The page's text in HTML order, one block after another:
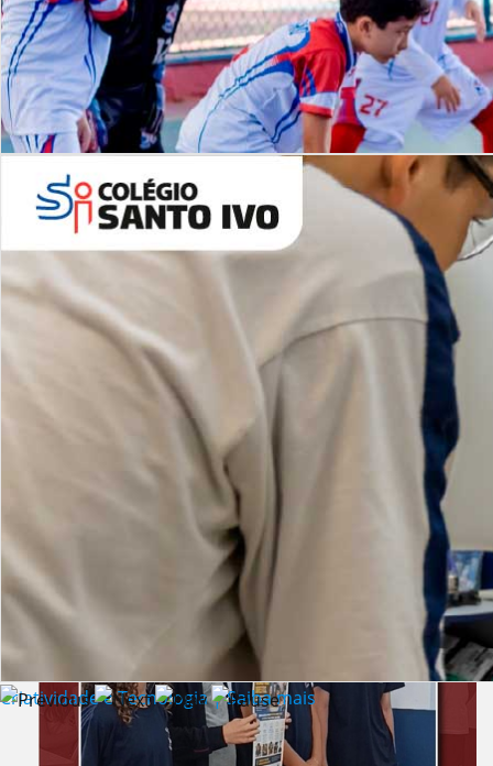
Desafios | Saiba mais
Criatividade e Tecnologia | Saiba mais